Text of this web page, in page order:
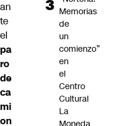
an
te
el
pa
ro
de
ca
mi
on
Memorias
de
un
comienzo”
en
el
Centro
Cultural
La
Moneda